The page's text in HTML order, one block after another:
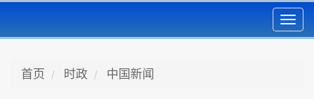
首页 时政 中国新闻